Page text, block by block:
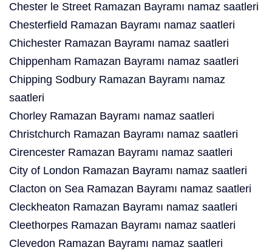
Chester le Street Ramazan Bayramı namaz saatleri
Chesterfield Ramazan Bayramı namaz saatleri
Chichester Ramazan Bayramı namaz saatleri
Chippenham Ramazan Bayramı namaz saatleri
Chipping Sodbury Ramazan Bayramı namaz
saatleri
Chorley Ramazan Bayramı namaz saatleri
Christchurch Ramazan Bayramı namaz saatleri
Cirencester Ramazan Bayramı namaz saatleri
City of London Ramazan Bayramı namaz saatleri
Clacton on Sea Ramazan Bayramı namaz saatleri
Cleckheaton Ramazan Bayramı namaz saatleri
Cleethorpes Ramazan Bayramı namaz saatleri
Clevedon Ramazan Bayramı namaz saatleri